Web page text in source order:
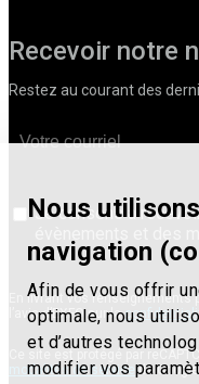
Nous
navigation
Afin de vous offrir
optimale, nous
et d’autres
modifier vos
Recevoir notre
Restez au courant des
Je consens à
En livrant vos
l’avis d’EXFO sur la
Ce site est protégé par
modalités de service de Google